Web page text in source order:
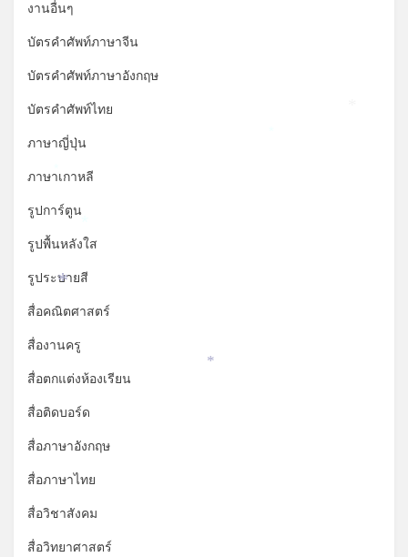
งานอื่นๆ
บัตรคำศัพท์ภาษาจีน
บัตรคำศัพท์ภาษาอังกฤษ
บัตรคำศัพท์ไทย
ภาษาญี่ปุ่น
ภาษาเกาหลี
รูปการ์ตูน
รูปพื้นหลังใส
รูประบายสี
สื่อคณิตศาสตร์
สื่องานครู
สื่อตกแต่งห้องเรียน
สื่อติดบอร์ด
สื่อภาษาอังกฤษ
สื่อภาษาไทย
สื่อวิชาสังคม
สื่อวิทยาศาสตร์
*
*